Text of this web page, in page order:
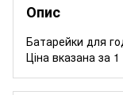
Опис
Батарейки для
Ціна вказана за